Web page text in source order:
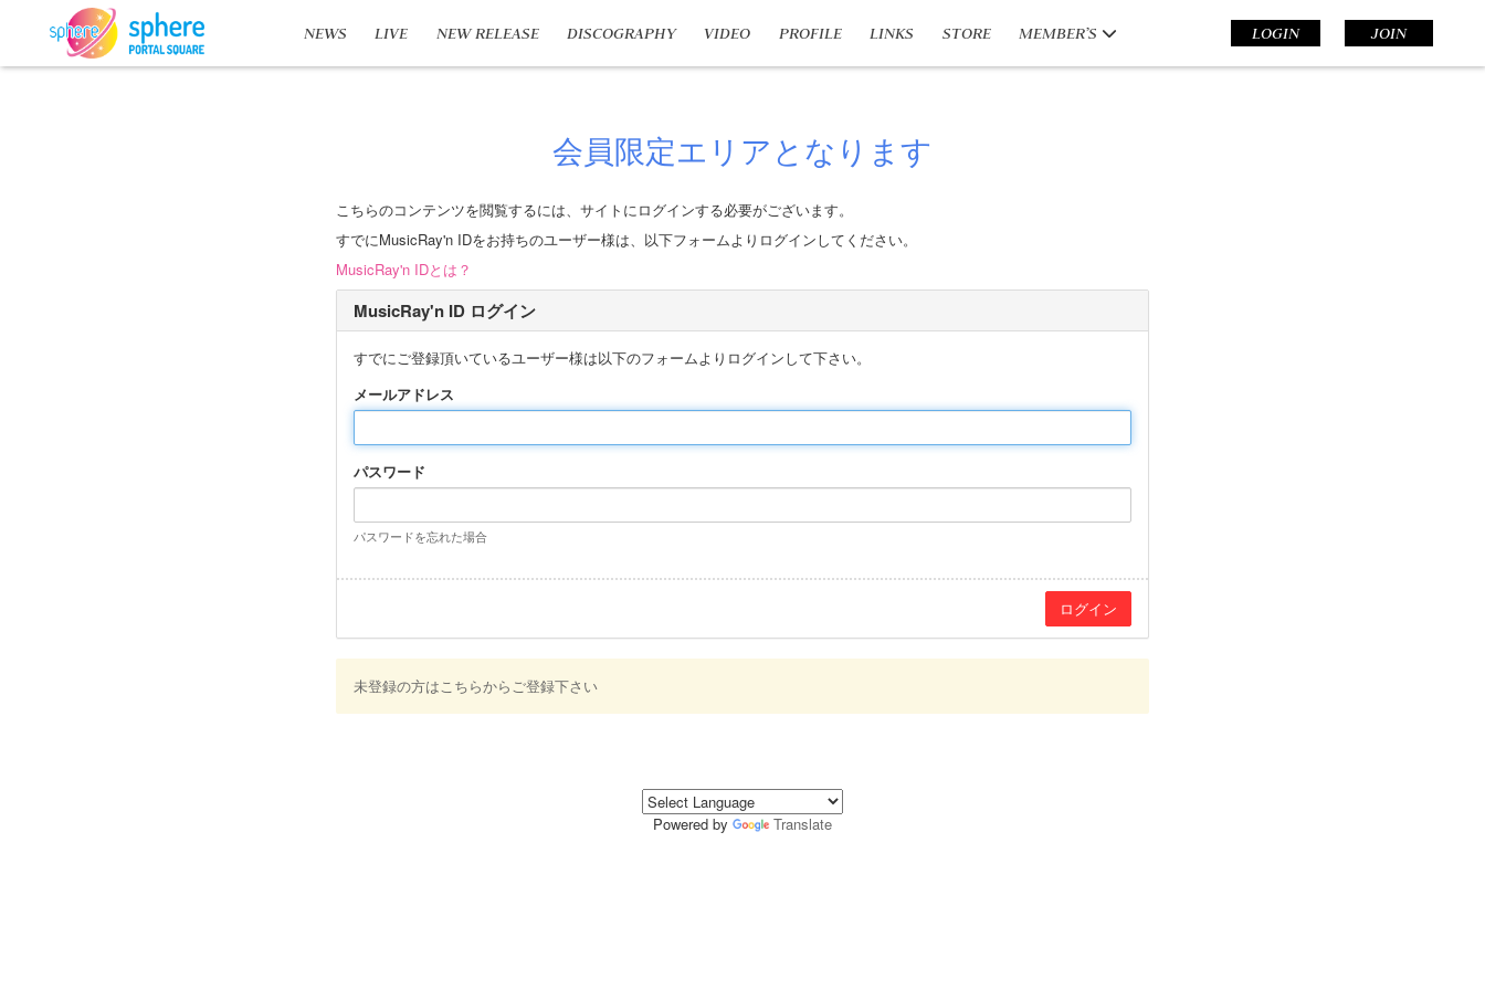
NEWS LIVE NEW RELEASE DISCOGRAPHY VIDEO PROFILE LINKS STORE MEMBER’S LOGIN JOIN
会員限定エリアとなります
こちらのコンテンツを閲覧するには、サイトにログインする必要がございます。
すでにMusicRay'n IDをお持ちのユーザー様は、以下フォームよりログインしてください。
MusicRay'n IDとは？
MusicRay'n ID ログイン
すでにご登録頂いているユーザー様は以下のフォームよりログインして下さい。
メールアドレス
パスワード
パスワードを忘れた場合
未登録の方はこちらからご登録下さい
Powered by Translate